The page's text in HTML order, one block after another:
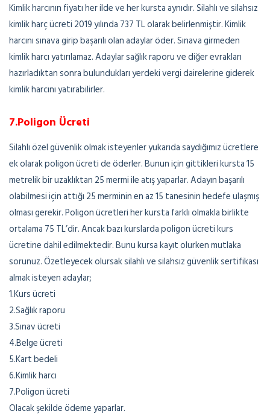
Kimlik harcının fiyatı her ilde ve her kursta aynıdır. Silahlı ve silahsız
kimlik harç ücreti 2019 yılında 737 TL olarak belirlenmiştir. Kimlik
harcını sınava girip başarılı olan adaylar öder. Sınava girmeden
kimlik harcı yatırılamaz. Adaylar sağlık raporu ve diğer evrakları
hazırladıktan sonra bulundukları yerdeki vergi dairelerine giderek
kimlik harcını yatırabilirler.
7.Poligon Ücreti
Silahlı özel güvenlik olmak isteyenler yukarıda saydığımız ücretlere
ek olarak poligon ücreti de öderler. Bunun için gittikleri kursta 15
metrelik bir uzaklıktan 25 mermi ile atış yaparlar. Adayın başarılı
olabilmesi için attığı 25 merminin en az 15 tanesinin hedefe ulaşmış
olması gerekir. Poligon ücretleri her kursta farklı olmakla birlikte
ortalama 75 TL’dir. Ancak bazı kurslarda poligon ücreti kurs
ücretine dahil edilmektedir. Bunu kursa kayıt olurken mutlaka
sorunuz. Özetleyecek olursak silahlı ve silahsız güvenlik sertifikası
almak isteyen adaylar;
1.Kurs ücreti
2.Sağlık raporu
3.Sınav ücreti
4.Belge ücreti
5.Kart bedeli
6.Kimlik harcı
7.Poligon ücreti
Olacak şekilde ödeme yaparlar.